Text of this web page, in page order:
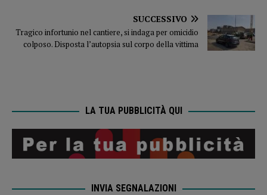
SUCCESSIVO
Tragico infortunio nel cantiere, si indaga per omicidio
colposo. Disposta l’autopsia sul corpo della vittima
LA TUA PUBBLICITÀ QUI
INVIA SEGNALAZIONI